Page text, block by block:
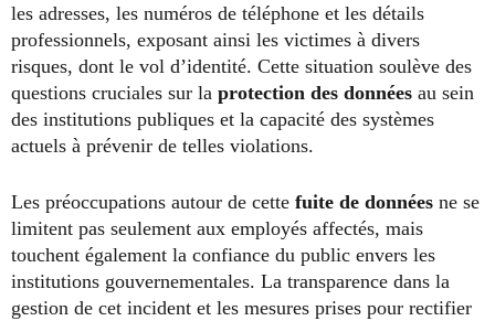
les adresses, les numéros de téléphone et les détails
professionnels, exposant ainsi les victimes à divers
risques, dont le vol d’identité. Cette situation soulève des
questions cruciales sur la protection des données au sein
des institutions publiques et la capacité des systèmes
actuels à prévenir de telles violations.
Les préoccupations autour de cette fuite de données ne se
limitent pas seulement aux employés affectés, mais
touchent également la confiance du public envers les
institutions gouvernementales. La transparence dans la
gestion de cet incident et les mesures prises pour rectifier